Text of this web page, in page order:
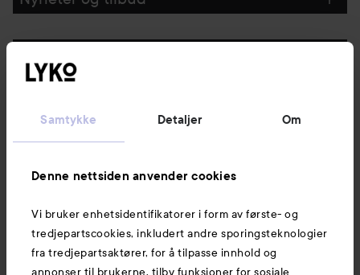
Samtykke Detaljer Om
Denne nettsiden anvender cookies
Vi bruker enhetsidentifikatorer i form av første- og
tredjepartscookies, inkludert andre sporingsteknologier
fra tredjepartsaktører, for å tilpasse innhold og
annonser til brukerne, tilby funksjoner for sosiale
Kundeservice
Informasjon
Også av interesse